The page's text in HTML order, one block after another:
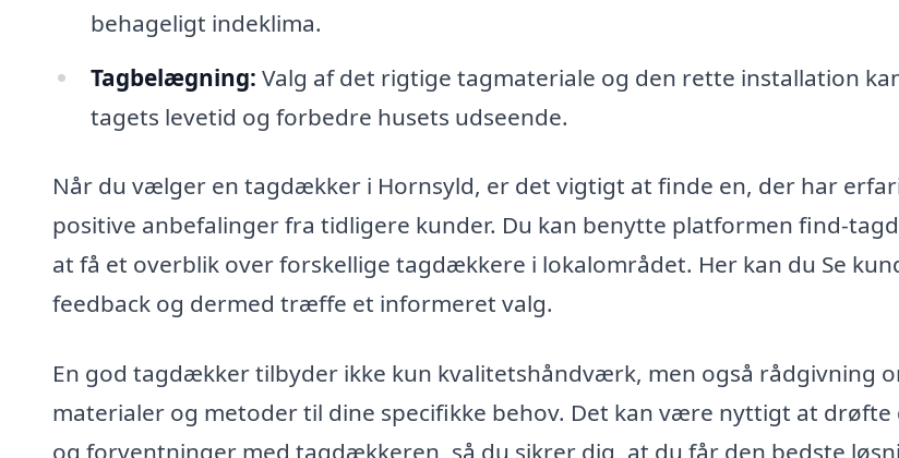
behageligt indeklima.
Tagbelægning: Valg af det rigtige tagmateriale og den rette installation
tagets levetid og forbedre husets udseende.
Når du vælger en tagdækker i Hornsyld, er det vigtigt at finde en, der har
positive anbefalinger fra tidligere kunder. Du kan benytte platformen find-
at få et overblik over forskellige tagdækkere i lokalområdet. Her kan du Se
feedback og dermed træffe et informeret valg.
En god tagdækker tilbyder ikke kun kvalitetshåndværk, men også rådgivning
materialer og metoder til dine specifikke behov. Det kan være nyttigt at drøfte
og forventninger med tagdækkeren, så du sikrer dig, at du får den bedste